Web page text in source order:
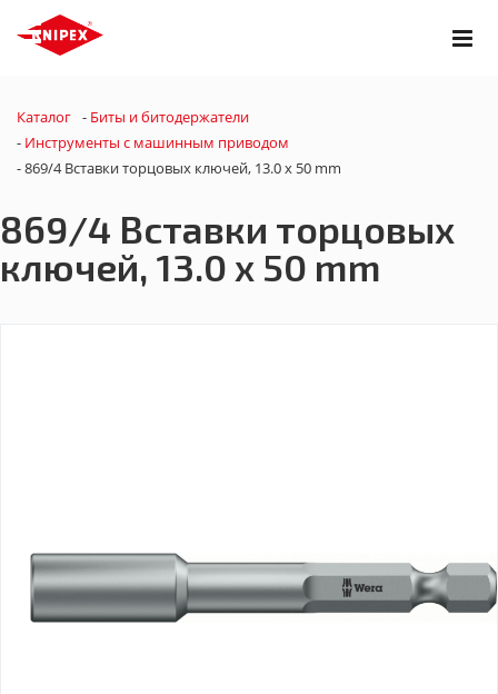
Каталог - Биты и битодержатели
- Инструменты с машинным приводом
-869/4 Вставки торцовых ключей, 13.0 x 50 mm
869/4 Вставки торцовых
ключей, 13.0 x 50 mm